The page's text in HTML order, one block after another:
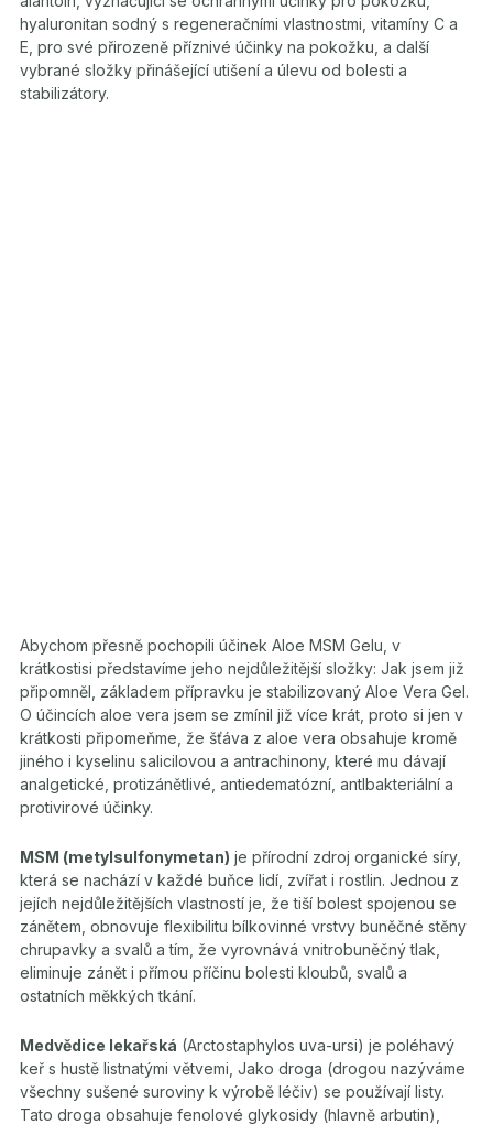
hyaluronitan sodný s regeneračními vlastnostmi, vitamíny C a
E, pro své přirozeně příznivé účinky na pokožku, a další
vybrané složky přinášející utišení a úlevu od bolesti a
stabilizátory.
Abychom přesně pochopili účinek Aloe MSM Gelu, v
krátkostisi představíme jeho nejdůležitější složky: Jak jsem již
připomněl, základem přípravku je stabilizovaný Aloe Vera Gel.
O účincích aloe vera jsem se zmínil již více krát, proto si jen v
krátkosti připomeňme, že šťáva z aloe vera obsahuje kromě
jiného i kyselinu salicilovou a antrachinony, které mu dávají
analgetické, protizánětlivé, antiedematózní, antlbakteriální a
protivirové účinky.
MSM (metylsulfonymetan) je přírodní zdroj organické síry,
která se nachází v každé buňce lidí, zvířat i rostlin. Jednou z
jejích nejdůležitějších vlastností je, že tiší bolest spojenou se
zánětem, obnovuje flexibilitu bílkovinné vrstvy buněčné stěny
chrupavky a svalů a tím, že vyrovnává vnitrobuněčný tlak,
eliminuje zánět i přímou příčinu bolesti kloubů, svalů a
ostatních měkkých tkání.
Medvědice lekařská (Arctostaphylos uva-ursi) je poléhavý
keř s hustě listnatými větvemi, Jako droga (drogou nazýváme
všechny sušené suroviny k výrobě léčiv) se používají listy.
Tato droga obsahuje fenolové glykosidy (hlavně arbutin),